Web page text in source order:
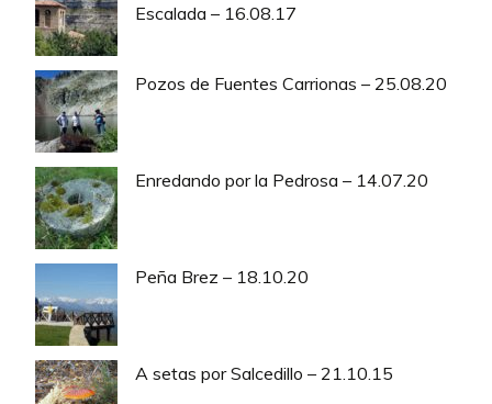
Escalada – 16.08.17
Pozos de Fuentes Carrionas – 25.08.20
Enredando por la Pedrosa – 14.07.20
Peña Brez – 18.10.20
A setas por Salcedillo – 21.10.15